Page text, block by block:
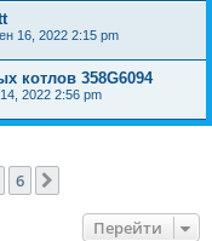
16, 2022 2:15 pm
котлов 358G6094
2022 2:56 pm
6
Перейти